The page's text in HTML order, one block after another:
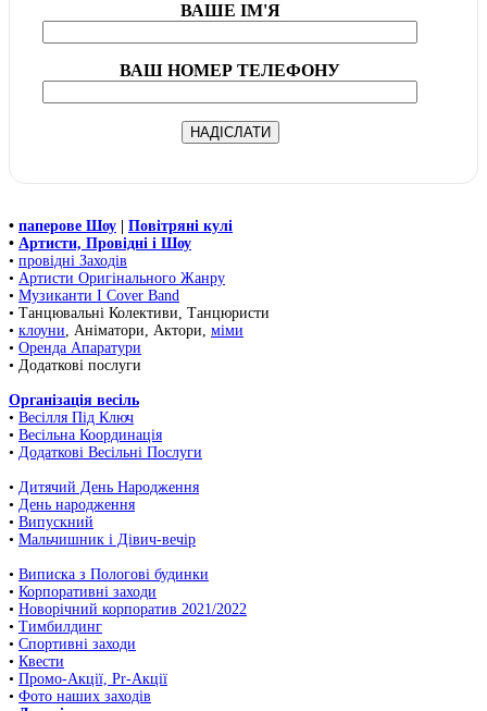
ВАШЕ ІМ'Я
ВАШ НОМЕР ТЕЛЕФОНУ
• паперове Шоу
Повітряні кулі
• Артисти, Провідні і Шоу
• провідні Заходів
• Артисти Оригінального Жанру
• Музиканти І Cover Band
• Танцювальні Колективи, Танцюристи
• клоуни, Аніматори, Актори, міми
• Оренда Апаратури
• Додаткові послуги
Організація весіль
• Весілля Під Ключ
• Весільна Координація
• Додаткові Весільні Послуги
• Дитячий День Народження
• День народження
• Випускний
• Мальчишник і Дівич-вечір
• Виписка з Пологові будинки
• Корпоративні заходи
• Новорічний корпоратив 2021/2022
• Тимбилдинг
• Спортивні заходи
• Квести
• Промо-Акції, Pr-Акції
• Фото наших заходів